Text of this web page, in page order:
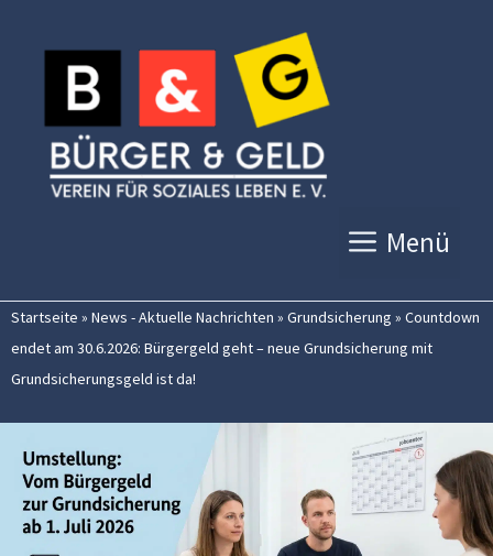
Inhalt
springen
Menü
Startseite » News - Aktuelle Nachrichten » Grundsicherung » Countdown
endet am 30.6.2026: Bürgergeld geht – neue Grundsicherung mit
Grundsicherungsgeld ist da!